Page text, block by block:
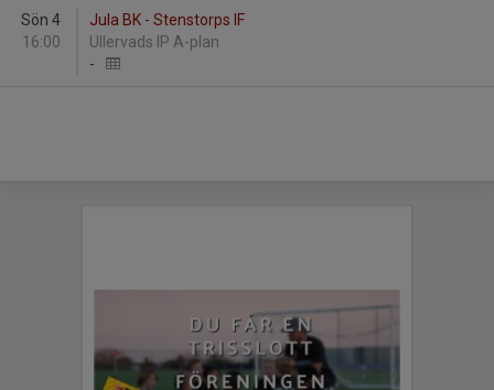
Sön 4
16:00
Jula BK - Stenstorps IF
Ullervads IP A-plan
-